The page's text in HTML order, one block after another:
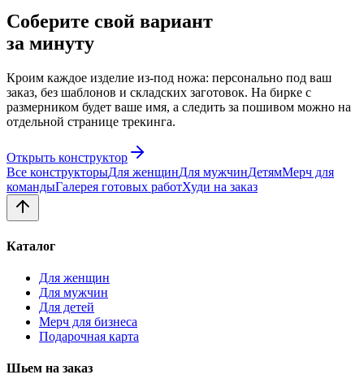
Соберите свой вариант
за минуту
Кроим каждое изделие из-под ножа: персонально под ваш
заказ, без шаблонов и складских заготовок. На бирке с
размерником будет ваше имя, а следить за пошивом можно на
отдельной странице трекинга.
Открыть конструктор
Все конструкторыДля женщинДля мужчинДетямМерч для
командыГалерея готовых работХуди на заказ
Каталог
Для женщин
Для мужчин
Для детей
Мерч для бизнеса
Подарочная карта
Шьем на заказ